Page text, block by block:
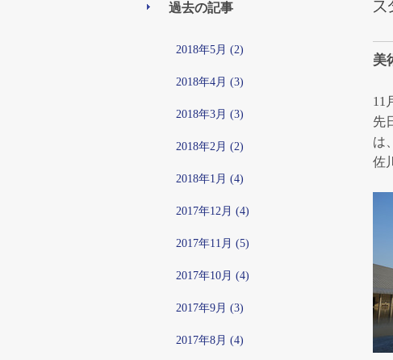
過去の記事
2018年5月 (2)
2018年4月 (3)
2018年3月 (3)
2018年2月 (2)
2018年1月 (4)
2017年12月 (4)
2017年11月 (5)
2017年10月 (4)
2017年9月 (3)
2017年8月 (4)
美
11
先
は
佐